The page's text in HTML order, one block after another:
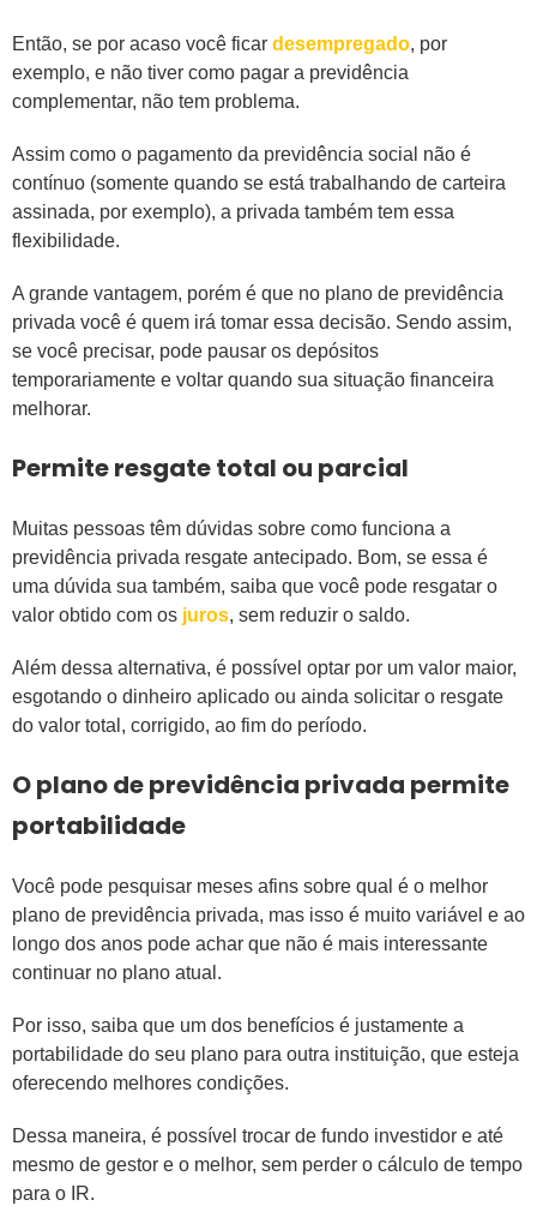
Então, se por acaso você ficar desempregado, por
exemplo, e não tiver como pagar a previdência
complementar, não tem problema.
Assim como o pagamento da previdência social não é
contínuo (somente quando se está trabalhando de carteira
assinada, por exemplo), a privada também tem essa
flexibilidade.
A grande vantagem, porém é que no plano de previdência
privada você é quem irá tomar essa decisão. Sendo assim,
se você precisar, pode pausar os depósitos
temporariamente e voltar quando sua situação financeira
melhorar.
Permite resgate total ou parcial
Muitas pessoas têm dúvidas sobre como funciona a
previdência privada resgate antecipado. Bom, se essa é
uma dúvida sua também, saiba que você pode resgatar o
valor obtido com os juros, sem reduzir o saldo.
Além dessa alternativa, é possível optar por um valor maior,
esgotando o dinheiro aplicado ou ainda solicitar o resgate
do valor total, corrigido, ao fim do período.
O plano de previdência privada permite
portabilidade
Você pode pesquisar meses afins sobre qual é o melhor
plano de previdência privada, mas isso é muito variável e ao
longo dos anos pode achar que não é mais interessante
continuar no plano atual.
Por isso, saiba que um dos benefícios é justamente a
portabilidade do seu plano para outra instituição, que esteja
oferecendo melhores condições.
Dessa maneira, é possível trocar de fundo investidor e até
mesmo de gestor e o melhor, sem perder o cálculo de tempo
para o IR.